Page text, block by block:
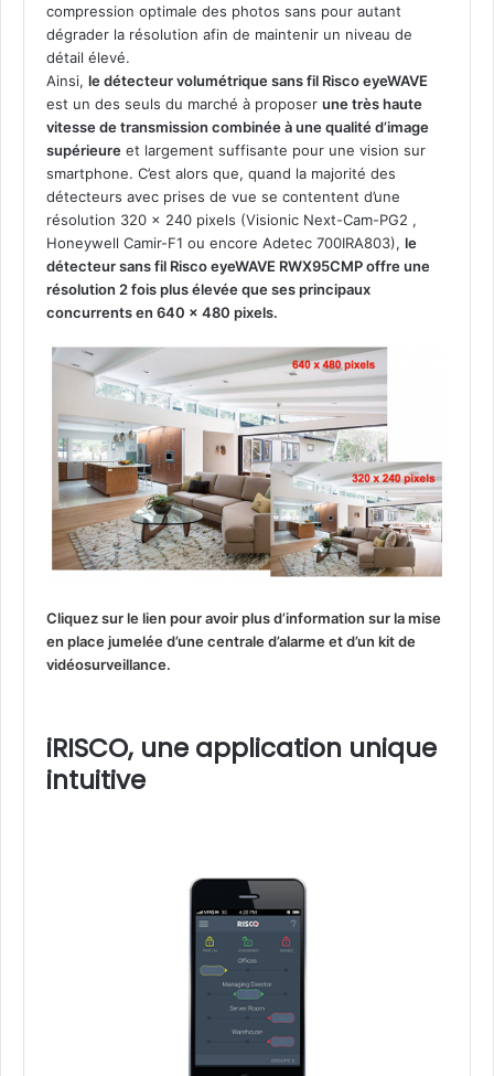
compression optimale des photos sans pour autant
dégrader la résolution afin de maintenir un niveau de
détail élevé.
Ainsi, le détecteur volumétrique sans fil Risco eyeWAVE
est un des seuls du marché à proposer une très haute
vitesse de transmission combinée à une qualité d’image
supérieure et largement suffisante pour une vision sur
smartphone. C’est alors que, quand la majorité des
détecteurs avec prises de vue se contentent d’une
résolution 320 x 240 pixels (Visionic Next-Cam-PG2 ,
Honeywell Camir-F1 ou encore Adetec 700IRA803), le
détecteur sans fil Risco eyeWAVE RWX95CMP offre une
résolution 2 fois plus élevée que ses principaux
concurrents en 640 x 480 pixels.
Cliquez sur le lien pour avoir plus d’information sur la mise
en place jumelée d’une centrale d’alarme et d’un kit de
vidéosurveillance.
iRISCO, une application unique
intuitive